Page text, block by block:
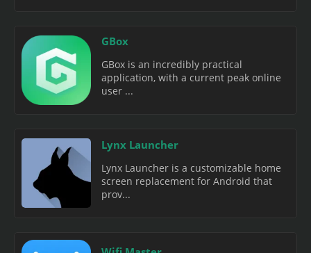
GBox
GBox is an incredibly practical
application, with a current peak online
user ...
Lynx Launcher
Lynx Launcher is a customizable home
screen replacement for Android that
prov...